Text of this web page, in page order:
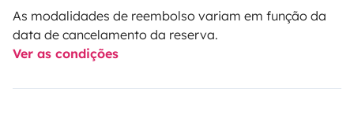
As modalidades de reembolso variam em função da
data de cancelamento da reserva.
Ver as condições